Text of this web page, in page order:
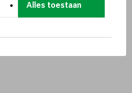
Alles toestaan